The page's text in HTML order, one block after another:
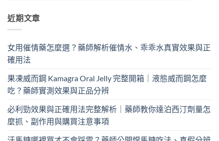
近期文章
女用催情藥怎麼選？藥師解析催情水、乖乖水真實效果與正
確用法
果凍威而鋼 Kamagra Oral Jelly 完整開箱｜液態威而鋼怎麼
吃？藥師實測效果與正品分辨
必利勁效果與正確用法完整解析｜藥師教你達泊西汀劑量怎
麼抓、副作用與購買注意事項